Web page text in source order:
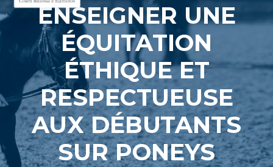
ENSEIGNER UNE
ÉQUITATION
ÉTHIQUE ET
RESPECTUEUSE
AUX DÉBUTANTS
SUR PONEYS